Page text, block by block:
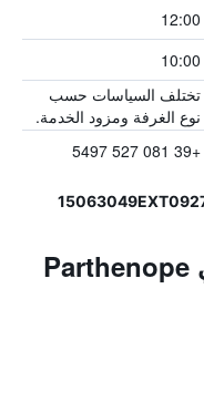
12:00
10:00
تختلف السياسات حسب
نوع الغرفة ومزود الخدمة.
+39 081 527 5497
المزايا ووسائل الراحة في Parthenope